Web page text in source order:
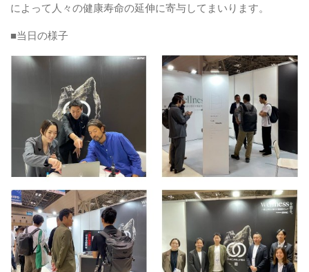
によって人々の健康寿命の延伸に寄与してまいります。
■当日の様子